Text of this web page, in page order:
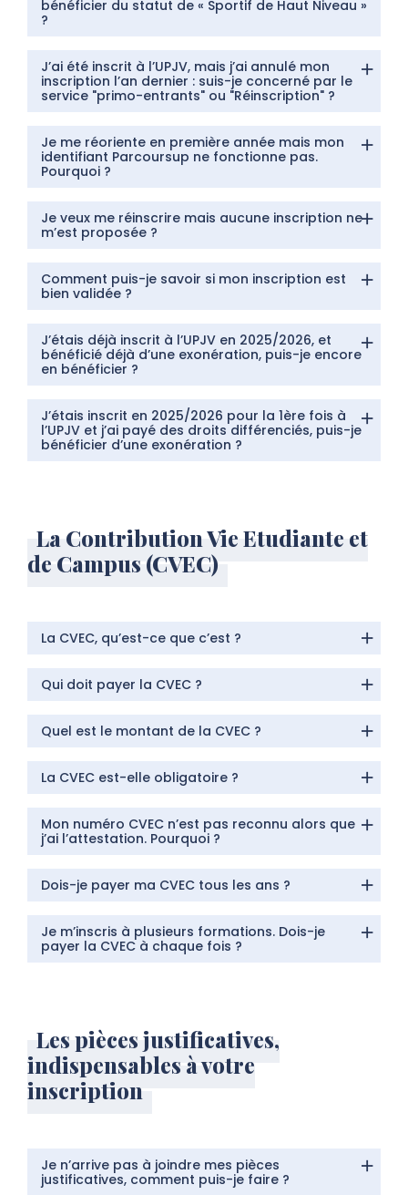
bénéficier du statut de « Sportif de Haut Niveau »
?
J’ai été inscrit à l’UPJV, mais j’ai annulé mon
inscription l’an dernier : suis-je concerné par le
service "primo-entrants" ou "Réinscription" ?
Je me réoriente en première année mais mon
identifiant Parcoursup ne fonctionne pas.
Pourquoi ?
Je veux me réinscrire mais aucune inscription ne
m’est proposée ?
Comment puis-je savoir si mon inscription est
bien validée ?
J’étais déjà inscrit à l’UPJV en 2025/2026, et
bénéficié déjà d’une exonération, puis-je encore
en bénéficier ?
J’étais inscrit en 2025/2026 pour la 1ère fois à
l’UPJV et j’ai payé des droits différenciés, puis-je
bénéficier d’une exonération ?
La Contribution Vie Etudiante et
de Campus (CVEC)
La CVEC, qu’est-ce que c’est ?
Qui doit payer la CVEC ?
Quel est le montant de la CVEC ?
La CVEC est-elle obligatoire ?
Mon numéro CVEC n’est pas reconnu alors que
j’ai l’attestation. Pourquoi ?
Dois-je payer ma CVEC tous les ans ?
Je m’inscris à plusieurs formations. Dois-je
payer la CVEC à chaque fois ?
Les pièces justificatives,
indispensables à votre
inscription
Je n’arrive pas à joindre mes pièces
justificatives, comment puis-je faire ?